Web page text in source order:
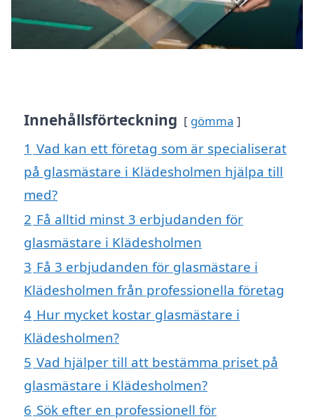
Innehållsförteckning gömma
1 Vad kan ett företag som är specialiserat
på glasmästare i Klädesholmen hjälpa till
med?
2 Få alltid minst 3 erbjudanden för
glasmästare i Klädesholmen
3 Få 3 erbjudanden för glasmästare i
Klädesholmen från professionella företag
4 Hur mycket kostar glasmästare i
Klädesholmen?
5 Vad hjälper till att bestämma priset på
glasmästare i Klädesholmen?
6 Sök efter en professionell för